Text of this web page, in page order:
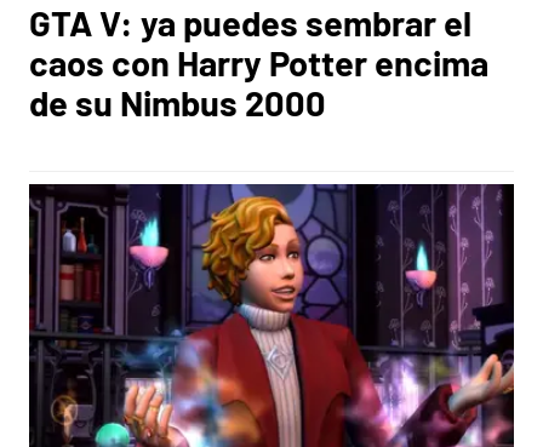
GTA V: ya puedes sembrar el
caos con Harry Potter encima
de su Nimbus 2000